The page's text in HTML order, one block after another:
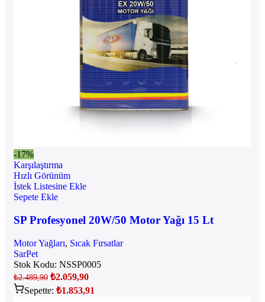
-17%
Karşılaştırma
Hızlı Görünüm
İstek Listesine Ekle
Sepete Ekle
SP Profesyonel 20W/50 Motor Yağı 15 Lt
Motor Yağları, Sıcak Fırsatlar
SarPet
Stok Kodu: NSSP0005
₺2.489,90 ₺2.059,90
Sepette: ₺1.853,91